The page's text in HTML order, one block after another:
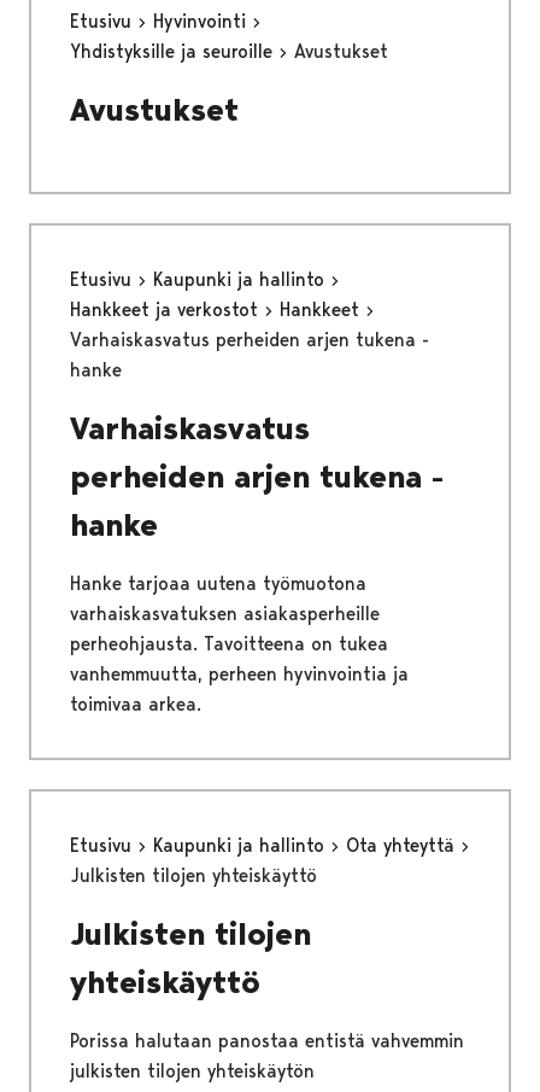
Etusivu
Hyvinvointi
Yhdistyksille ja seuroille
Avustukset
Avustukset
Etusivu
Kaupunki ja hallinto
Hankkeet ja verkostot
Hankkeet
Varhaiskasvatus perheiden arjen tukena -
hanke
Varhaiskasvatus
perheiden arjen tukena -
hanke
Hanke tarjoaa uutena työmuotona
varhaiskasvatuksen asiakasperheille
perheohjausta. Tavoitteena on tukea
vanhemmuutta, perheen hyvinvointia ja
toimivaa arkea.
Etusivu Kaupunki ja hallinto
Ota yhteyttä
Julkisten tilojen yhteiskäyttö
Julkisten tilojen
yhteiskäyttö
Porissa halutaan panostaa entistä vahvemmin
julkisten tilojen yhteiskäytön